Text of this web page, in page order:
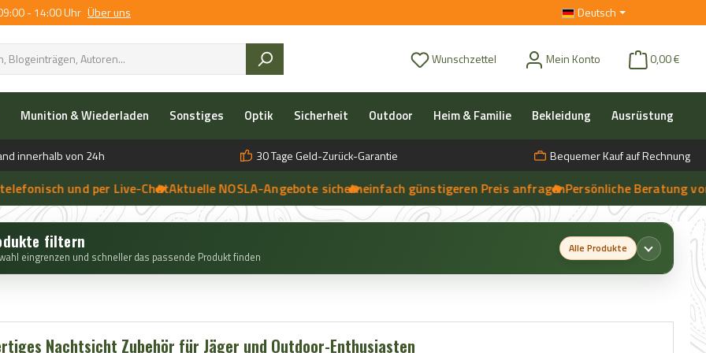
- 14:00 Uhr Über uns Deutsch
Wunschzettel Du hast 0 Produkte auf dem Merkzettel
Mein Konto 0,00 €
Munition & Wiederladen Sonstiges Optik Sicherheit Outdoor Heim & Familie Bekleidung Ausrüstung
innerhalb von 24h 30 Tage Geld-Zurück-Garantie Bequemer Kauf auf Rechnung
und per Live-Chat
➔
🔥 Aktuelle NOSLA-Angebote sichern
➔
🔥 einfach günstigeren Preis anfragen
➔
🔥 Persönliche Beratung vor
| 🔥 Persönliche Beratung vor Ort, telefonisch und per Live-Chat
filtern
eingrenzen und schneller das passende Produkt finden
Alle Produkte
Nachtsicht Zubehör für Jäger und Outdoor-Enthusiasten